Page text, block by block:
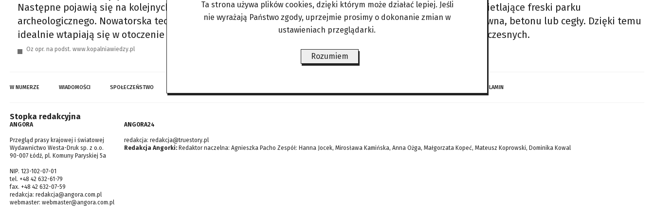
Następne pojawią się na kolejnych odrestaurowanych obiektach. Ekologiczna energia zasila reflektory oświetlające freski parku
archeologicznego. Nowatorska technologia pozwala upodobnić wygląd i strukturę paneli do kamienia, drewna, betonu lub cegły. Dzięki temu
idealnie wtapiają się w otoczenie i są wykorzystywane zarówno w obiektach historycznych, jak i tych współczesnych.
Oz opr. na podst. www.kopalniawiedzy.pl
W NUMERZE WIADOMOŚCI SPOŁECZEŃSTWO REGULAMIN
Stopka redakcyjna
ANGORA
Przegląd prasy krajowej i światowej
Wydawnictwo Westa-Druk sp. z o.o.
90-007 Łódź, pl. Komuny Paryskiej 5a
NIP. 123-102-07-01
tel. +48 42 632-61-79
fax. +48 42 632-07-59
redakcja: redakcja@angora.com.pl
webmaster: webmaster@angora.com.pl
ANGORA24
redakcja: redakcja@truestory.pl
Redakcja Angorki: Redaktor naczelna: Agnieszka Pacho Zespół: Hanna Jocek, Mirosława Kamińska, Anna Ożga, Małgorzata Kopeć, Mateusz Koprowski, Dominika Kowal
Ta strona używa plików cookies, dzięki którym może działać lepiej. Jeśli
nie wyrażają Państwo zgody, uprzejmie prosimy o dokonanie zmian w
ustawieniach przeglądarki.
Rozumiem